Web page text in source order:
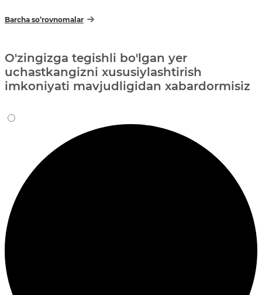
Barcha so‘rovnomalar
O'zingizga tegishli bo'lgan yer
uchastkangizni xususiylashtirish
imkoniyati mavjudligidan xabardormisiz